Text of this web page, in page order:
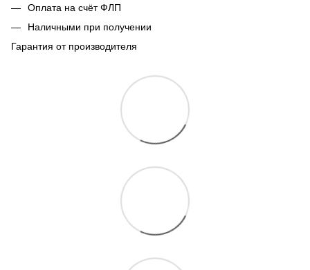
Оплата на счёт ФЛП
Наличными при получении
Гарантия от производителя